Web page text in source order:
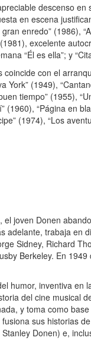
descenso
en escena
enredo” (1986),
excelente
“Él es ella”; y
coincide con el
York” (1949),
tiempo” (1955),
(1960), “Página en
(1974), “Los
joven Donen
adelante, trabaja en
Sidney, Richard
Berkeley. En
humor, inventiva en
del cine musical
y toma como
sus historias
Donen) e,